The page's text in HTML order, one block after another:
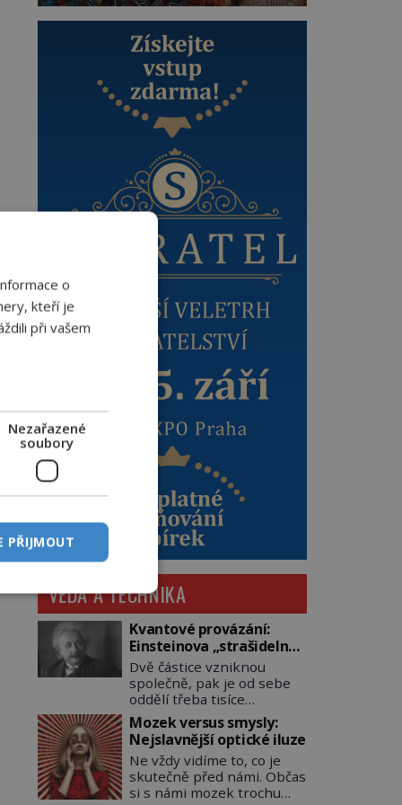
VĚDA A TECHNIKA
Kvantové provázání:
Einsteinova „strašidelná
akce na dálku“ dál mate i
fascinuje vědce
Dvě částice vzniknou
společně, pak je od sebe
oddělí třeba tisíce
kilometrů. Přesto se při
měření chovají, jako by
mezi nimi existovalo
neviditelné pouto. Albert
Einstein tomu s jistou
dávkou ironie říká
Mozek versus smysly:
Nejslavnější optické iluze
Ne vždy vidíme to, co je
skutečně před námi. Občas
si s námi mozek trochu
o
kteří je
při vašem
Nezařazené
soubory
PŘIJMOUT